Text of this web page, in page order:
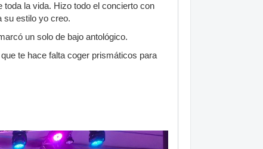
toda la vida. Hizo todo el concierto con
su estilo yo creo.
un solo de bajo antológico.
te hace falta coger prismáticos para